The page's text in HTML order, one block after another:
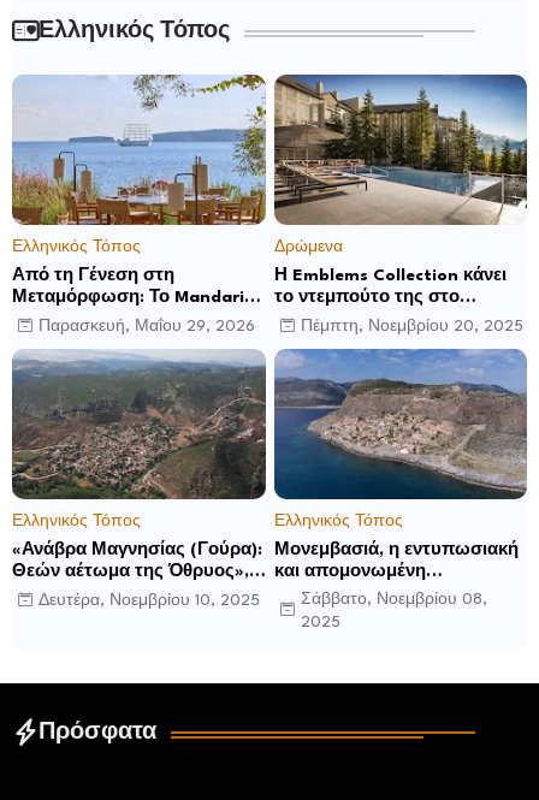
Ελληνικός Τόπος
Ελληνικός Τόπος
Από τη Γένεση στη
Μεταμόρφωση: Το Mandarin
Oriental, Costa Navarino
αποκαλύπτει μια νέα σεζόν
βιωματικών εμπειριών
Παρασκευή, Μαΐου 29, 2026
Δρώμενα
Η Emblems Collection κάνει
το ντεμπούτο της στο
Ηνωμένο Βασίλειο με το
Luckham Park Hotel & Spa
και ανακοινώνει άλλα έξι
ανοίγματα για το 2026 και
μετά
Πέμπτη, Νοεμβρίου 20, 2025
Ελληνικός Τόπος
«Ανάβρα Μαγνησίας (Γούρα):
Θεών αέτωμα της Όθρυος»,
γράφει ο Δημήτρης Β.
Καρέλης
Δευτέρα, Νοεμβρίου 10, 2025
Ελληνικός Τόπος
Μονεμβασιά, η εντυπωσιακή
και απομονωμένη
οχυρωμένη πόλη που
ιδρύθηκε από τους
Σάββατο, Νοεμβρίου 08,
2025
Πρόσφατα